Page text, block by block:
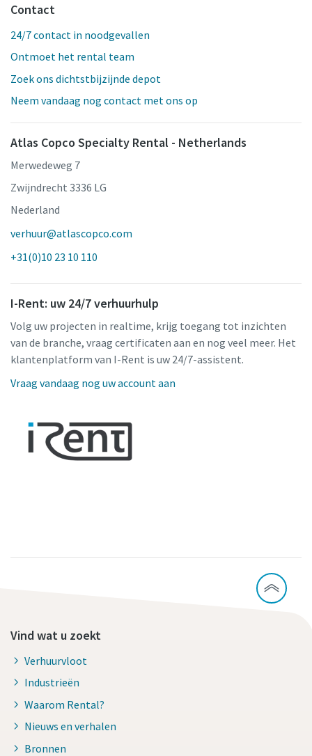
Contact
24/7 contact in noodgevallen
Ontmoet het rental team
Zoek ons dichtstbijzijnde depot
Neem vandaag nog contact met ons op
Atlas Copco Specialty Rental - Netherlands
Merwedeweg 7
Zwijndrecht 3336 LG
Nederland
verhuur@atlascopco.com
+31(0)10 23 10 110
I-Rent: uw 24/7 verhuurhulp
Volg uw projecten in realtime, krijg toegang tot inzichten
van de branche, vraag certificaten aan en nog veel meer. Het
klantenplatform van I-Rent is uw 24/7-assistent.
Vraag vandaag nog uw account aan
Vind wat u zoekt
Verhuurvloot
Industrieën
Waarom Rental?
Nieuws en verhalen
Bronnen